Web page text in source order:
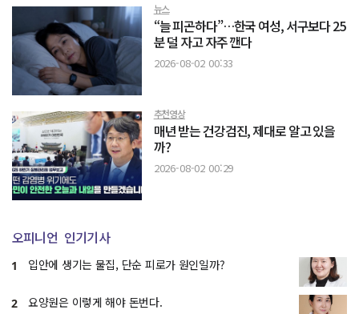
뉴스
“늘 피곤하다”…한국 여성, 서구보다 25
분 덜 자고 자주 깬다
2026-08-02 00:33
추천영상
매년 받는 건강검진, 제대로 알고 있을
까?
2026-08-02 00:29
오피니언 인기기사
1 입안에 생기는 물집, 단순 피로가 원인일까?
2 요양원은 이렇게 해야 돈번다.